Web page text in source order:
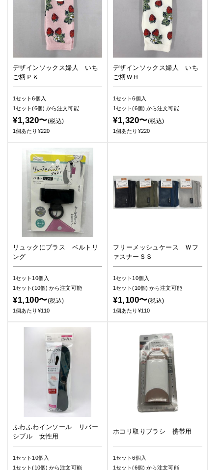
デザインソックス婦人 いち
ご柄ＰＫ
1セット6個入
1セット(6個) から注文可能
¥1,320〜(税込)
1個あたり¥220
デザインソックス婦人 いち
ご柄ＷＨ
1セット6個入
1セット(6個) から注文可能
¥1,320〜(税込)
1個あたり¥220
リュックにプラス ベルトリ
ング
1セット10個入
1セット(10個)から注文可能
¥1,100〜(税込)
1個あたり¥110
フリーメッシュケース Ｗフ
ァスナーＳＳ
1セット10個入
1セット(10個)から注文可能
¥1,100〜(税込)
1個あたり¥110
ふわふわインソール リバー
シブル 女性用
1セット10個入
1セット(10個)から注文可能
ホコリ取りブラシ 携帯用
1セット6個入
1セット(6個) から注文可能